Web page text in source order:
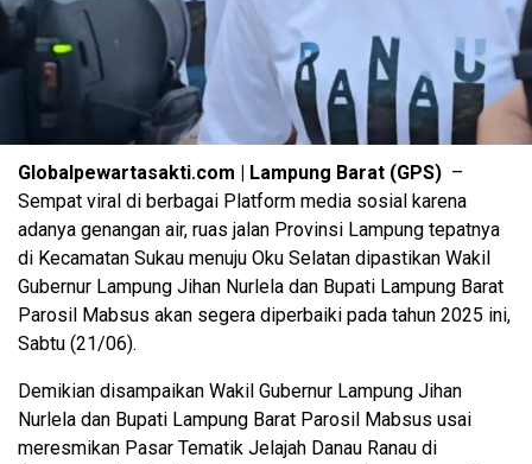
Globalpewartasakti.com | Lampung Barat (GPS) –
Sempat viral di berbagai Platform media sosial karena
adanya genangan air, ruas jalan Provinsi Lampung tepatnya
di Kecamatan Sukau menuju Oku Selatan dipastikan Wakil
Gubernur Lampung Jihan Nurlela dan Bupati Lampung Barat
Parosil Mabsus akan segera diperbaiki pada tahun 2025 ini,
Sabtu (21/06).
Demikian disampaikan Wakil Gubernur Lampung Jihan
Nurlela dan Bupati Lampung Barat Parosil Mabsus usai
meresmikan Pasar Tematik Jelajah Danau Ranau di